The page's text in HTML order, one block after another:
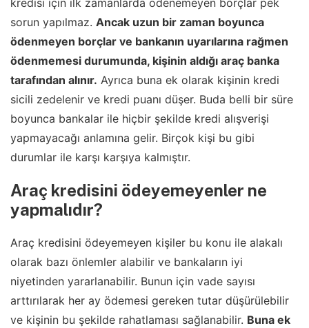
kredisi için ilk zamanlarda ödenemeyen borçlar pek
sorun yapılmaz. Ancak uzun bir zaman boyunca
ödenmeyen borçlar ve bankanın uyarılarına rağmen
ödenmemesi durumunda, kişinin aldığı araç banka
tarafından alınır. Ayrıca buna ek olarak kişinin kredi
sicili zedelenir ve kredi puanı düşer. Buda belli bir süre
boyunca bankalar ile hiçbir şekilde kredi alışverişi
yapmayacağı anlamına gelir. Birçok kişi bu gibi
durumlar ile karşı karşıya kalmıştır.
Araç kredisini ödeyemeyenler ne
yapmalıdır?
Araç kredisini ödeyemeyen kişiler bu konu ile alakalı
olarak bazı önlemler alabilir ve bankaların iyi
niyetinden yararlanabilir. Bunun için vade sayısı
arttırılarak her ay ödemesi gereken tutar düşürülebilir
ve kişinin bu şekilde rahatlaması sağlanabilir. Buna ek